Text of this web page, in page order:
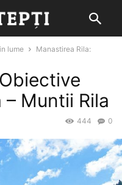
lume
Manastirea Rila:
Muntii Rila
0
444